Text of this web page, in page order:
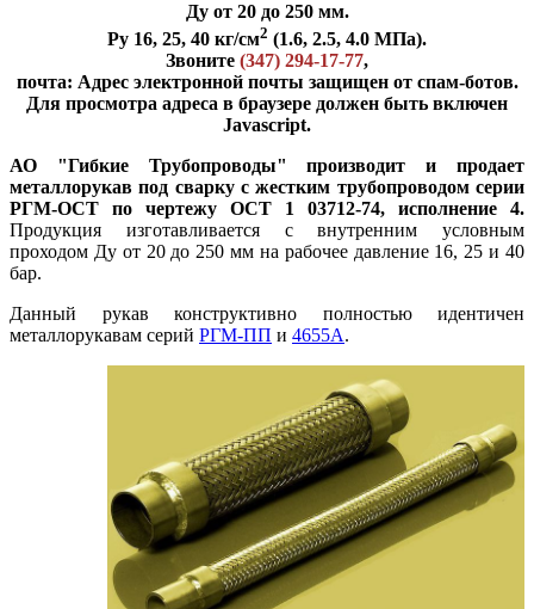
Ду от 20 до 250 мм.
Ру 16, 25, 40 кг/см2 (1.6, 2.5, 4.0 МПа).
Звоните (347) 294-17-77,
почта: Адрес электронной почты защищен от спам-ботов.
Для просмотра адреса в браузере должен быть включен
Javascript.
АО "Гибкие Трубопроводы" производит и продает
металлорукав под сварку с жестким трубопроводом серии
РГМ-ОСТ по чертежу ОСТ 1 03712-74, исполнение 4.
Продукция изготавливается с внутренним условным
проходом Ду от 20 до 250 мм на рабочее давление 16, 25 и 40
бар.
Данный рукав конструктивно полностью идентичен
металлорукавам серий РГМ-ПП и 4655А.